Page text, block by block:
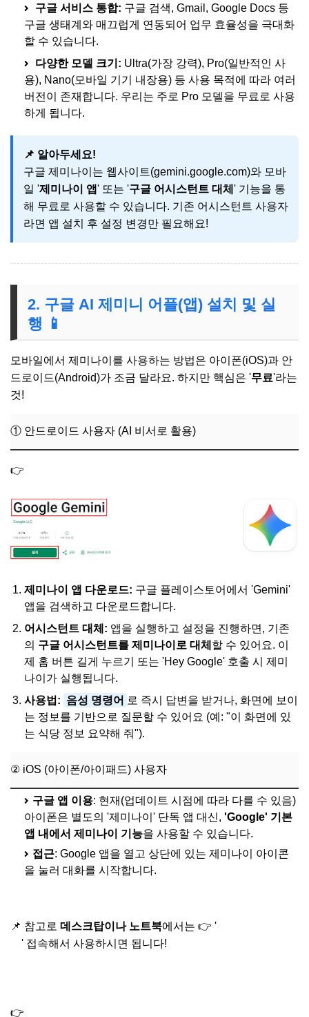
구글 서비스 통합: 구글 검색, Gmail, Google Docs 등
구글 생태계와 매끄럽게 연동되어 업무 효율성을 극대화
할 수 있습니다.
다양한 모델 크기: Ultra(가장 강력), Pro(일반적인 사
용), Nano(모바일 기기 내장용) 등 사용 목적에 따라 여러
버전이 존재합니다. 우리는 주로 Pro 모델을 무료로 사용
하게 됩니다.
📌 알아두세요!
구글 제미나이는 웹사이트(gemini.google.com)와 모바
일 '제미나이 앱' 또는 '구글 어시스턴트 대체 ' 기능을 통
해 무료로 사용할 수 있습니다. 기존 어시스턴트 사용자
라면 앱 설치 후 설정 변경만 필요해요!
2. 구글 AI 제미니 어플(앱) 설치 및 실
행 📱
모바일에서 제미나이를 사용하는 방법은 아이폰(iOS)과 안
드로이드(Android)가 조금 달라요. 하지만 핵심은 '무료'라는
것!
① 안드로이드 사용자 (AI 비서로 활용)
👉
제미나이 앱 다운로드: 구글 플레이스토어에서 'Gemini'
앱을 검색하고 다운로드합니다.
어시스턴트 대체: 앱을 실행하고 설정을 진행하면, 기존
의 구글 어시스턴트를 제미나이로 대체 할 수 있어요. 이
제 홈 버튼 길게 누르기 또는 'Hey Google' 호출 시 제미
나이가 실행됩니다.
사용법: 음성 명령어 로 즉시 답변을 받거나, 화면에 보이
는 정보를 기반으로 질문할 수 있어요 (예: "이 화면에 있
는 식당 정보 요약해 줘").
② iOS (아이폰/아이패드) 사용자
구글 앱 이용: 현재(업데이트 시점에 따라 다를 수 있음)
아이폰은 별도의 '제미나이' 단독 앱 대신, 'Google' 기본
앱 내에서 제미나이 기능을 사용할 수 있습니다.
접근: Google 앱을 열고 상단에 있는 제미나이 아이콘
을 눌러 대화를 시작합니다.
📌 참고로 데스크탑이나 노트북에서는 👉 '
' 접속해서 사용하시면 됩니다!
👉